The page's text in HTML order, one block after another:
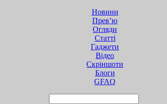
Новини
Прев’ю
Огляди
Статті
Гаджети
Відео
Cкріншоти
Блоги
GFAQ